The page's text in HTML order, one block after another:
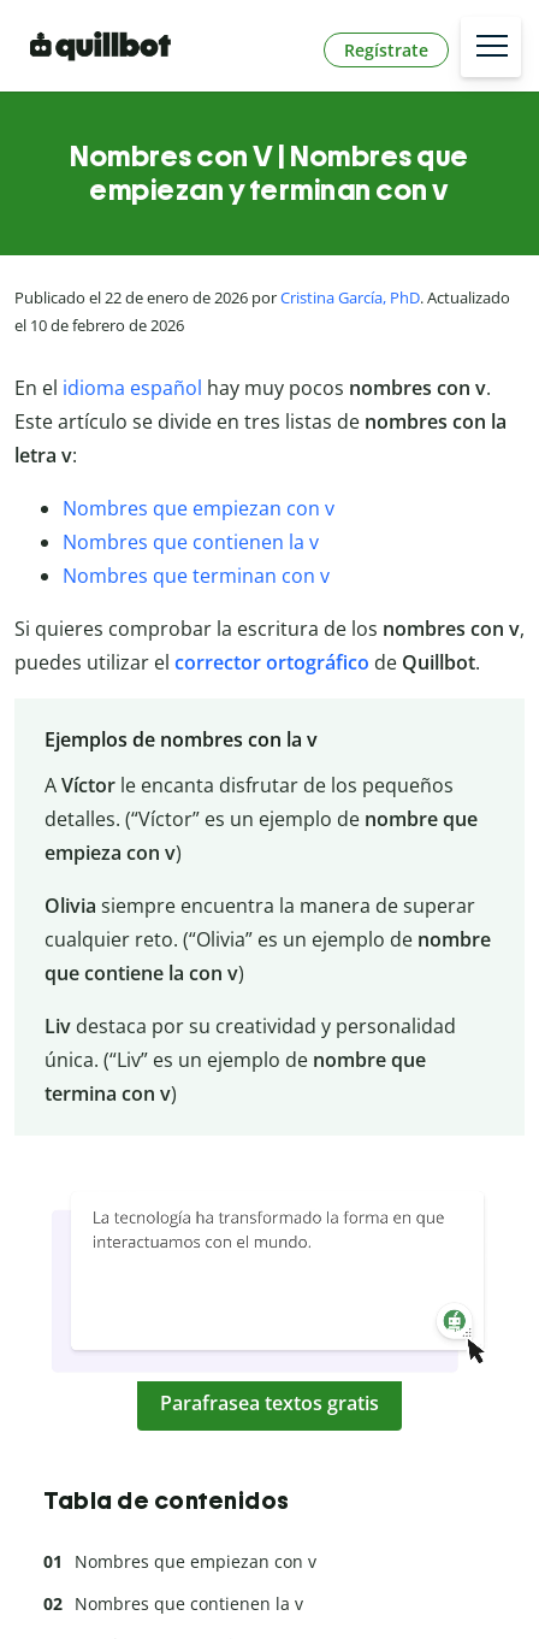
Regístrate
Nombres con V | Nombres que
empiezan y terminan con v
Publicado el 22 de enero de 2026 porCristina García, PhD. Actualizado
el 10 de febrero de 2026
En el idioma español hay muy pocos nombres con v.
Este artículo se divide en tres listas de nombres con la
letra v:
Nombres que empiezan con v
Nombres que contienen la v
Nombres que terminan con v
Si quieres comprobar la escritura de los nombres con v,
puedes utilizar el corrector ortográfico de Quillbot.
Ejemplos de nombres con la v
AVíctor le encanta disfrutar de los pequeños
detalles. (“Víctor” es un ejemplo de nombre que
empieza con v)
Olivia siempre encuentra la manera de superar
cualquier reto. (“Olivia” es un ejemplo de nombre
que contiene la con v)
Liv destaca por su creatividad y personalidad
única. (“Liv” es un ejemplo de nombre que
termina con v)
Parafrasea textos gratis
Tabla de contenidos
Nombres que empiezan con v
Nombres que contienen la v